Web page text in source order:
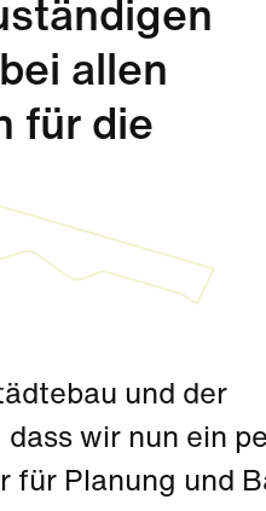
allen
für die
und der
wir nun ein
für Planung und